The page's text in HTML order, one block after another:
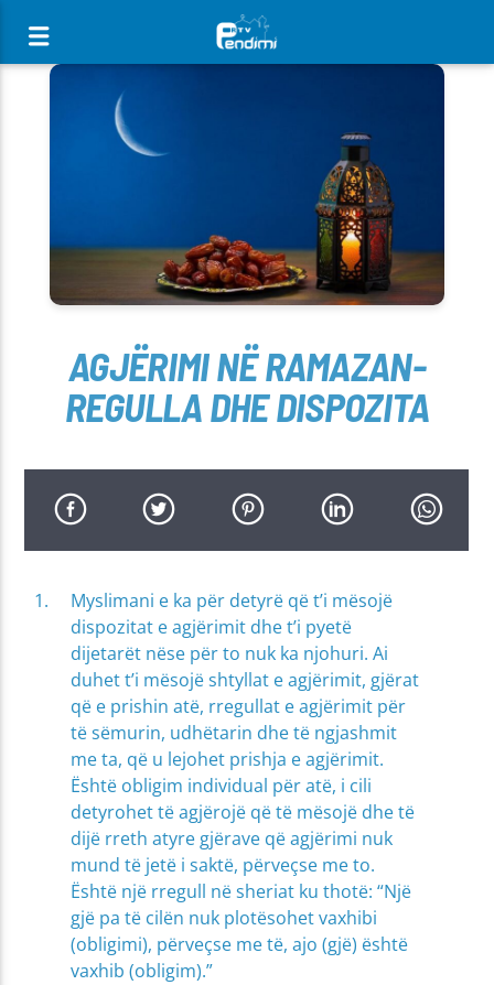
[There are no radio stations in the database]
AGJËRIMI NË RAMAZAN-
REGULLA DHE DISPOZITA
Myslimani e ka për detyrë që t’i mësojë
dispozitat e agjërimit dhe t’i pyetë
dijetarët nëse për to nuk ka njohuri. Ai
duhet t’i mësojë shtyllat e agjërimit, gjërat
që e prishin atë, rregullat e agjërimit për
të sëmurin, udhëtarin dhe të ngjashmit
me ta, që u lejohet prishja e agjërimit.
Është obligim individual për atë, i cili
detyrohet të agjërojë që të mësojë dhe të
dijë rreth atyre gjërave që agjërimi nuk
mund të jetë i saktë, përveçse me to.
Është një rregull në sheriat ku thotë: “Një
gjë pa të cilën nuk plotësohet vaxhibi
(obligimi), përveçse me të, ajo (gjë) është
vaxhib (obligim).”